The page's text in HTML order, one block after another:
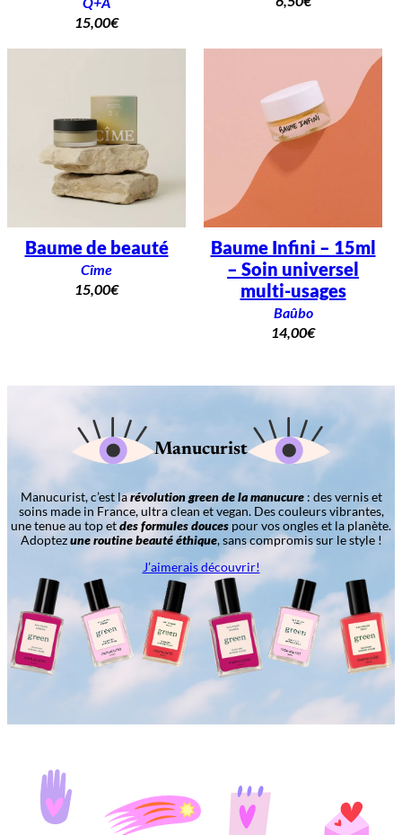
15,00€
Baume de beauté
Cîme
15,00€
Baume Infini – 15ml
– Soin universel
multi-usages
Baûbo
14,00€
Manucurist
Manucurist, c’est larévolution green de la manucure: des vernis et
soins made in France, ultra clean et vegan. Des couleurs vibrantes,
une tenue au top etdes formules douces pour vos ongles et la planète.
Adoptezune routine beauté éthique, sans compromis sur le style !
J’aimerais découvrir!